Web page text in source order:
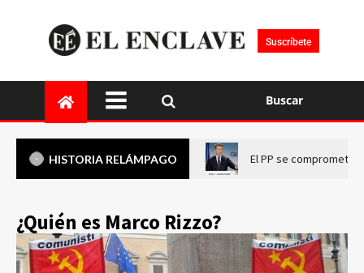
Suscríbete
Buscar
HISTORIA RELÁMPAGO El PP se compromete
¿Quién es Marco Rizzo?